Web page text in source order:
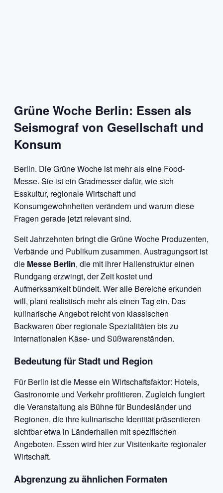
Grüne Woche Berlin: Essen als
Seismograf von Gesellschaft und
Konsum
Berlin. Die Grüne Woche ist mehr als eine Food-
Messe. Sie ist ein Gradmesser dafür, wie sich
Esskultur, regionale Wirtschaft und
Konsumgewohnheiten verändern und warum diese
Fragen gerade jetzt relevant sind.
Seit Jahrzehnten bringt die Grüne Woche Produzenten,
Verbände und Publikum zusammen. Austragungsort ist
die Messe Berlin, die mit ihrer Hallenstruktur einen
Rundgang erzwingt, der Zeit kostet und
Aufmerksamkeit bündelt. Wer alle Bereiche erkunden
will, plant realistisch mehr als einen Tag ein. Das
kulinarische Angebot reicht von klassischen
Backwaren über regionale Spezialitäten bis zu
internationalen Käse- und Süßwarenständen.
Bedeutung für Stadt und Region
Für Berlin ist die Messe ein Wirtschaftsfaktor: Hotels,
Gastronomie und Verkehr profitieren. Zugleich fungiert
die Veranstaltung als Bühne für Bundesländer und
Regionen, die ihre kulinarische Identität präsentieren
sichtbar etwa in Länderhallen mit spezifischen
Angeboten. Essen wird hier zur Visitenkarte regionaler
Wirtschaft.
Abgrenzung zu ähnlichen Formaten